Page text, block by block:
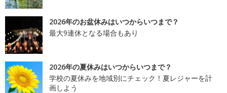
2026年のお盆休みはいつからいつまで？
最大9連休となる場合もあり
2026年の夏休みはいつからいつまで？
学校の夏休みを地域別にチェック！夏レジャーを計
画しよう